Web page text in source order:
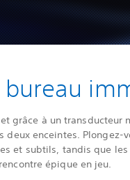
bureau
grâce à un transducteur
deux enceintes. Plongez-
et subtils, tandis que
épique en jeu.